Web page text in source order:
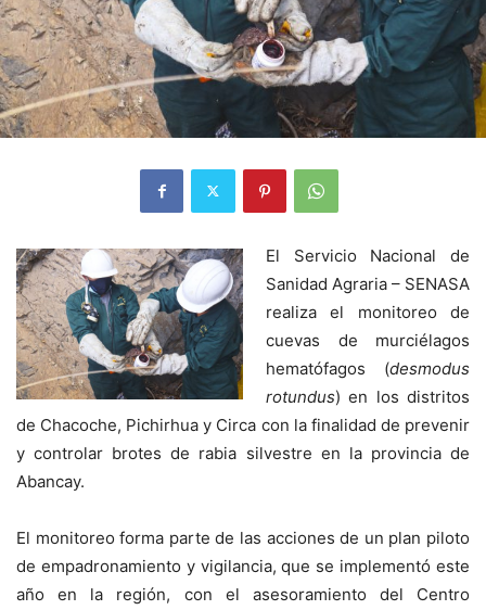
El Servicio Nacional de
Sanidad Agraria – SENASA
realiza el monitoreo de
cuevas de murciélagos
hematófagos (desmodus
rotundus) en los distritos
de Chacoche, Pichirhua y Circa con la finalidad de prevenir
y controlar brotes de rabia silvestre en la provincia de
Abancay.
El monitoreo forma parte de las acciones de un plan piloto
de empadronamiento y vigilancia, que se implementó este
año en la región, con el asesoramiento del Centro